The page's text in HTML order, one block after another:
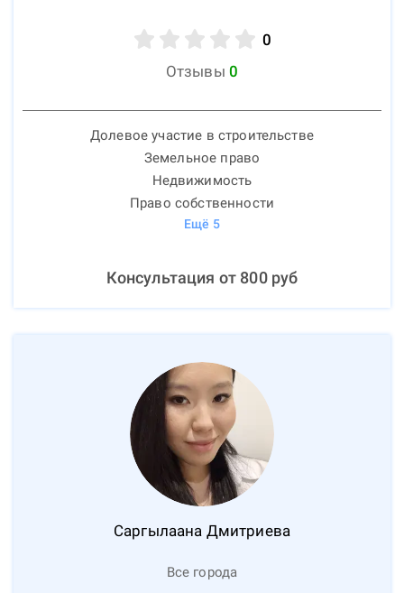
0
Отзывы 0
Долевое участие в строительстве
Земельное право
Недвижимость
Право собственности
Ещё 5
Консультация от 800руб
Саргылаана Дмитриева
Все города